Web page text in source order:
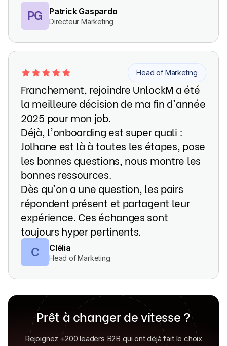
PG Patrick Gaspardo
Directeur Marketing
Head of Marketing
Franchement, rejoindre UnlockM a été
la meilleure décision de ma fin d'année
2025 pour mon job.
Déjà, l'onboarding est super quali :
Jolhane est là à toutes les étapes, pose
les bonnes questions, nous montre les
bonnes ressources.
Dès qu'on a une question, les pairs
répondent présent et partagent leur
expérience. Ces échanges sont
toujours hyper pertinents.
C Clélia
Head of Marketing
Prêt à changer de vitesse ?
Rejoignez +200 leaders B2B qui ont déjà fait le choix